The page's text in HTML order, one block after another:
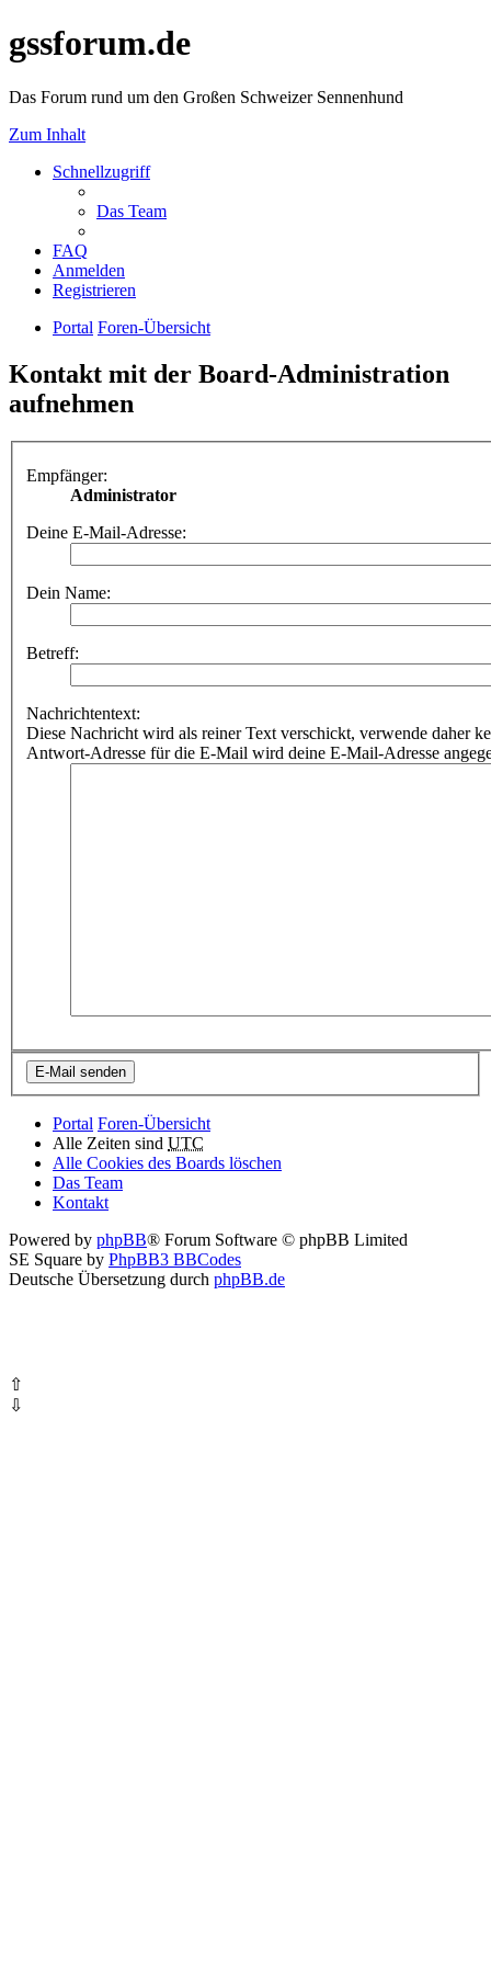
gssforum.de
Das Forum rund um den Großen Schweizer Sennenhund
Zum Inhalt
Schnellzugriff
Das Team
FAQ
Anmelden
Registrieren
Portal Foren-Übersicht
Kontakt mit der Board-Administration
aufnehmen
Empfänger:
Administrator
Deine E-Mail-Adresse:
Dein Name:
Betreff:
Nachrichtentext:
Diese Nachricht wird als reiner Text verschickt, verwende daher
Antwort-Adresse für die E-Mail wird deine E-Mail-Adresse
Portal Foren-Übersicht
Alle Zeiten sind UTC
Alle Cookies des Boards löschen
Das Team
Kontakt
Powered by phpBB® Forum Software © phpBB Limited
SE Square by PhpBB3 BBCodes
Deutsche Übersetzung durch phpBB.de
⇧
⇩